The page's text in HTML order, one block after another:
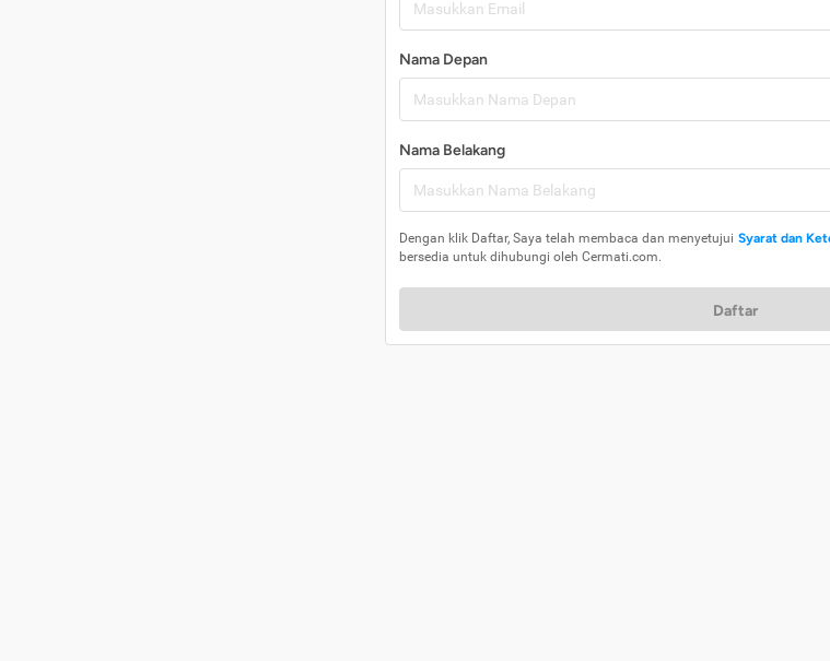
Nama Depan
Nama Belakang
Dengan klik Daftar, Saya telah membaca dan menyetujui Syarat dan
bersedia untuk dihubungi oleh Cermati.com.
Daftar